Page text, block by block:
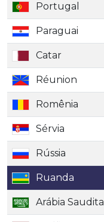
Portugal
Paraguai
Catar
Réunion
Romênia
Sérvia
Rússia
Ruanda
Arábia Saudita